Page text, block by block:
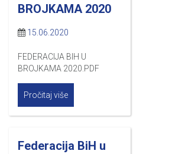
BROJKAMA 2020
15.06.2020
FEDERACIJA BIH U
BROJKAMA 2020.PDF
Pročitaj više
Federacija BiH u